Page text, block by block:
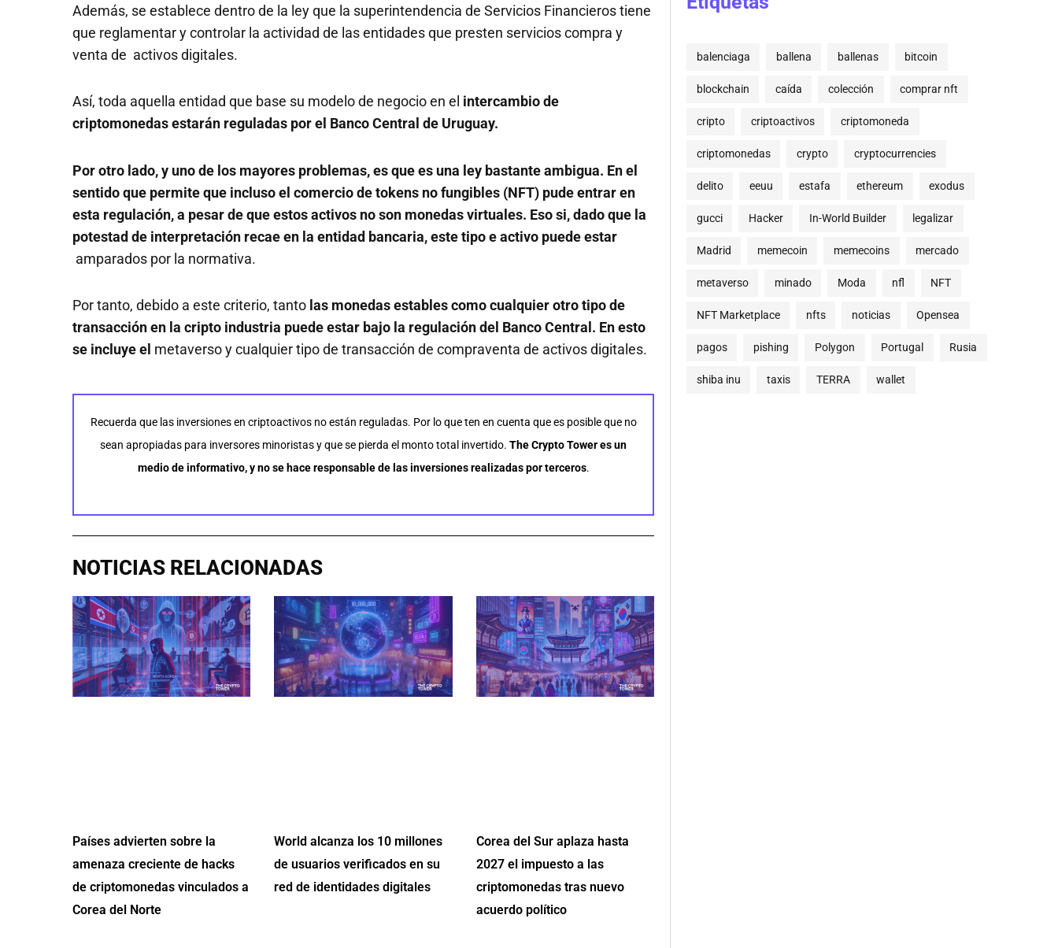
Además, se establece dentro de la ley que la superintendencia de Servicios Financieros tiene
que reglamentar y controlar la actividad de las entidades que presten servicios compra y
venta de activos digitales.
Así, toda aquella entidad que base su modelo de negocio en el intercambio de
criptomonedas estarán reguladas por el Banco Central de Uruguay.
Por otro lado, y uno de los mayores problemas, es que es una ley bastante ambigua. En el
sentido que permite que incluso el comercio de tokens no fungibles (NFT) pude entrar en
esta regulación, a pesar de que estos activos no son monedas virtuales. Eso si, dado que la
potestad de interpretación recae en la entidad bancaria, este tipo e activo puede estar
amparados por la normativa.
Por tanto, debido a este criterio, tanto las monedas estables como cualquier otro tipo de
transacción en la cripto industria puede estar bajo la regulación del Banco Central. En esto
se incluye el metaverso y cualquier tipo de transacción de compraventa de activos digitales.
Recuerda que las inversiones en criptoactivos no están reguladas. Por lo que ten en cuenta que es posible que no
sean apropiadas para inversores minoristas y que se pierda el monto total invertido. The Crypto Tower es un
medio de informativo, y no se hace responsable de las inversiones realizadas por terceros.
NOTICIAS RELACIONADAS
Países advierten sobre la
amenaza creciente de hacks
de criptomonedas vinculados a
Corea del Norte
World alcanza los 10 millones
de usuarios verificados en su
red de identidades digitales
Corea del Sur aplaza hasta
2027 el impuesto a las
criptomonedas tras nuevo
acuerdo político
balenciaga ballena ballenas bitcoin
blockchain caída colección comprar nft
cripto criptoactivos criptomoneda
criptomonedas crypto cryptocurrencies
delito eeuu estafa ethereum exodus
gucci Hacker In-World Builder legalizar
Madrid memecoin memecoins mercado
metaverso minado Moda nfl NFT
NFT Marketplace nfts noticias Opensea
pagos pishing Polygon Portugal Rusia
shiba inu taxis TERRA wallet